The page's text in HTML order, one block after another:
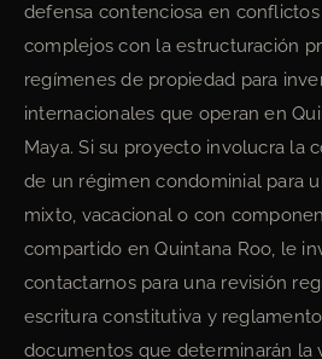
defensa contenciosa en
complejos con la estructuración
regímenes de propiedad para
internacionales que operan en
Maya. Si su proyecto involucra la
de un régimen condominial para
mixto, vacacional o con
compartido en Quintana Roo, le
contactarnos para una revisión
escritura constitutiva y
documentos que determinarán la